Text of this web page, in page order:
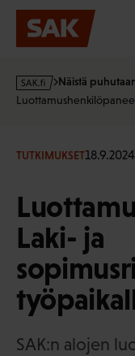
Hyppää
sisältöön
s
a
f
Näistä
TUTKIMUKSET
Laki- ja
SAK:n alojen